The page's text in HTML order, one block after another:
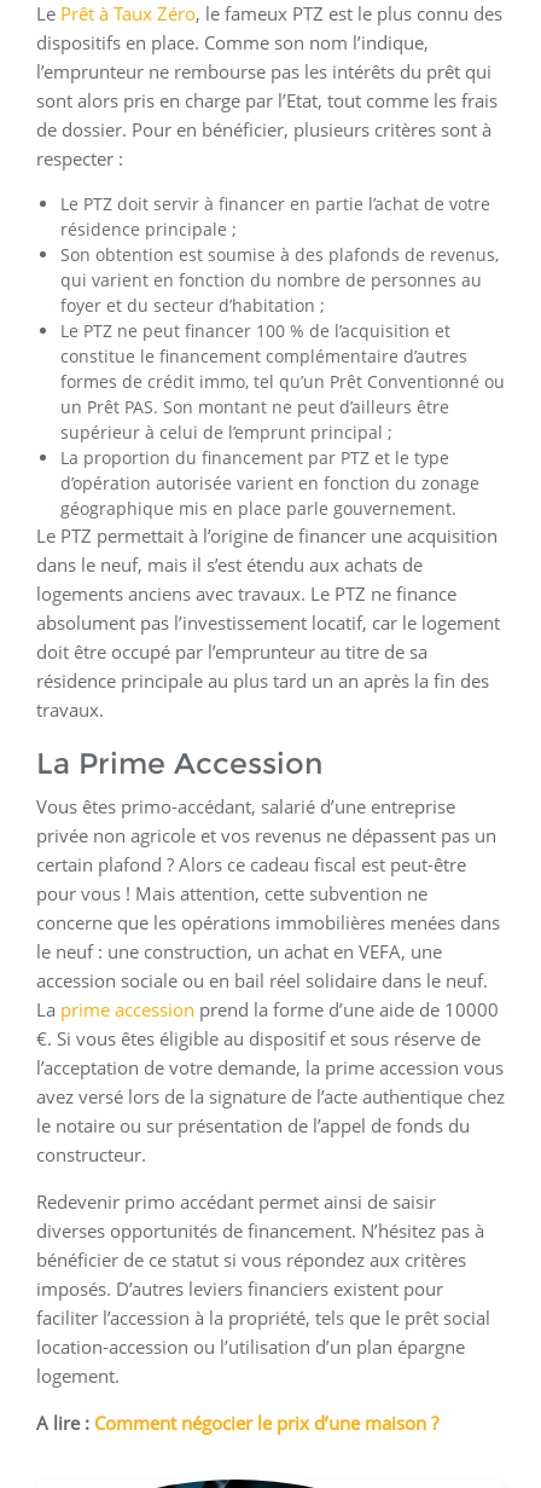
Le Prêt à Taux Zéro, le fameux PTZ est le plus connu des
dispositifs en place. Comme son nom l’indique,
l’emprunteur ne rembourse pas les intérêts du prêt qui
sont alors pris en charge par l’Etat, tout comme les frais
de dossier. Pour en bénéficier, plusieurs critères sont à
respecter :
Le PTZ doit servir à financer en partie l’achat de votre
résidence principale ;
Son obtention est soumise à des plafonds de revenus,
qui varient en fonction du nombre de personnes au
foyer et du secteur d’habitation ;
Le PTZ ne peut financer 100 % de l’acquisition et
constitue le financement complémentaire d’autres
formes de crédit immo, tel qu’un Prêt Conventionné ou
un Prêt PAS. Son montant ne peut d’ailleurs être
supérieur à celui de l’emprunt principal ;
La proportion du financement par PTZ et le type
d’opération autorisée varient en fonction du zonage
géographique mis en place parle gouvernement.
Le PTZ permettait à l’origine de financer une acquisition
dans le neuf, mais il s’est étendu aux achats de
logements anciens avec travaux. Le PTZ ne finance
absolument pas l’investissement locatif, car le logement
doit être occupé par l’emprunteur au titre de sa
résidence principale au plus tard un an après la fin des
travaux.
La Prime Accession
Vous êtes primo-accédant, salarié d’une entreprise
privée non agricole et vos revenus ne dépassent pas un
certain plafond ? Alors ce cadeau fiscal est peut-être
pour vous ! Mais attention, cette subvention ne
concerne que les opérations immobilières menées dans
le neuf : une construction, un achat en VEFA, une
accession sociale ou en bail réel solidaire dans le neuf.
La prime accession prend la forme d’une aide de 10000
€. Si vous êtes éligible au dispositif et sous réserve de
l’acceptation de votre demande, la prime accession vous
avez versé lors de la signature de l’acte authentique chez
le notaire ou sur présentation de l’appel de fonds du
constructeur.
Redevenir primo accédant permet ainsi de saisir
diverses opportunités de financement. N’hésitez pas à
bénéficier de ce statut si vous répondez aux critères
imposés. D’autres leviers financiers existent pour
faciliter l’accession à la propriété, tels que le prêt social
location-accession ou l’utilisation d’un plan épargne
logement.
A lire : Comment négocier le prix d’une maison ?